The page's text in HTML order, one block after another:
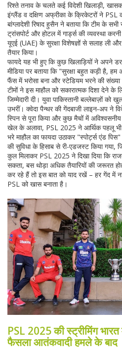
रिश्ते तनाव के चलते कई विदेशी खिलाड़ी,
इंग्लैंड व दक्षिण अफ्रीका के क्रिकेटरों ने
बांग्लादेशी रिषाद हुसैन ने बताया कि टीम के
ट्रांसपोर्ट और होटल में गार्ड्स की व्यवस्था
यूएई (UAE) के सुरक्षा विशेषज्ञों से सलाह ली
तैयार किया।
फायदे यह भी हुए कि कुछ खिलाड़ियों ने अपने डर
मीडिया पर बताया कि "सुरक्षा बहुत कड़ी है,
फैंस में भरोसा बना और स्टेडियम भरने की
टीमों ने इस माहौल को सकारात्मक दिशा देने के
जिम्मेदारी दी। युवा पाकिस्तानी बल्लेबाज़ों को
उभरीं। क्वेदा पैन्थर की गेंदबाजी लाइन‑अप ने
स्पिन से पूरा किया और कुछ मैचों में
खेल के अलावा, PSL 2025 ने आर्थिक पहलू भी
भरे माहौल का फायदा उठाकर "स्पोर्ट्स एंड
की सुविधा के हिसाब से री-एडजस्ट किया गया,
कुल मिलाकर PSL 2025 ने दिखा दिया कि
सकता, बस थोड़ा अधिक तैयारियों की जरूरत
कर रहे हैं तो इस बात को याद रखें – हर गेंद में
PSL को खास बनाता है।
PSL 2025 की स्ट्रीमिंग
फैसला आतंकवादी हमले के बाद